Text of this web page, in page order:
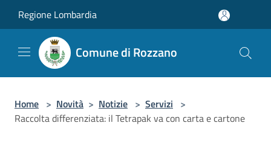
Regione Lombardia
Comune di Rozzano
Home > Novità > Notizie > Servizi >
Raccolta differenziata: il Tetrapak va con carta e cartone